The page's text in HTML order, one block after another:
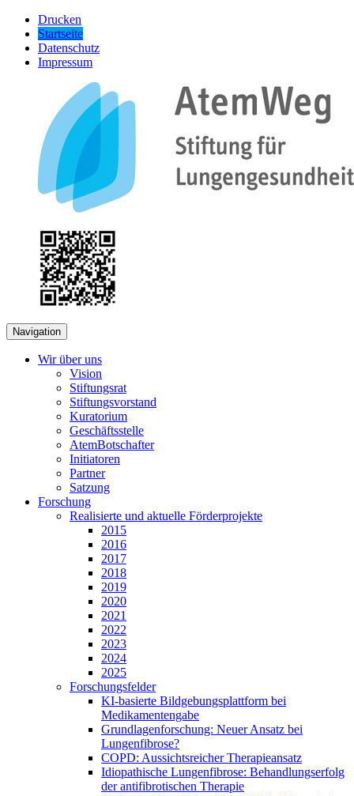
Drucken
Startseite
Datenschutz
Impressum
Navigation
Wir über uns
Vision
Stiftungsrat
Stiftungsvorstand
Kuratorium
Geschäftsstelle
AtemBotschafter
Initiatoren
Partner
Satzung
Forschung
Realisierte und aktuelle Förderprojekte
2015
2016
2017
2018
2019
2020
2021
2022
2023
2024
2025
Forschungsfelder
KI-basierte Bildgebungsplattform bei
Medikamentengabe
Grundlagenforschung: Neuer Ansatz bei
Lungenfibrose?
COPD: Aussichtsreicher Therapieansatz
Idiopathische Lungenfibrose: Behandlungserfolg
der antifibrotischen Therapie